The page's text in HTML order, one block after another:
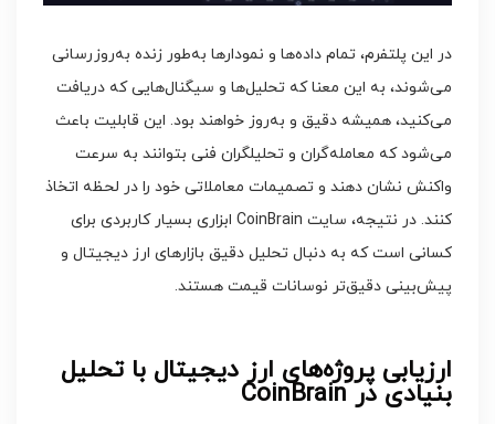
در این پلتفرم، تمام داده‌ها و نمودارها به‌طور زنده به‌روزرسانی
می‌شوند، به این معنا که تحلیل‌ها و سیگنال‌هایی که دریافت
می‌کنید، همیشه دقیق و به‌روز خواهند بود. این قابلیت باعث
می‌شود که معامله‌گران و تحلیلگران فنی بتوانند به سرعت
واکنش نشان دهند و تصمیمات معاملاتی خود را در لحظه اتخاذ
کنند. در نتیجه، سایت CoinBrain ابزاری بسیار کاربردی برای
کسانی است که به دنبال تحلیل دقیق بازارهای ارز دیجیتال و
پیش‌بینی دقیق‌تر نوسانات قیمت هستند.
ارزیابی پروژه‌های ارز دیجیتال با تحلیل
بنیادی در CoinBrain